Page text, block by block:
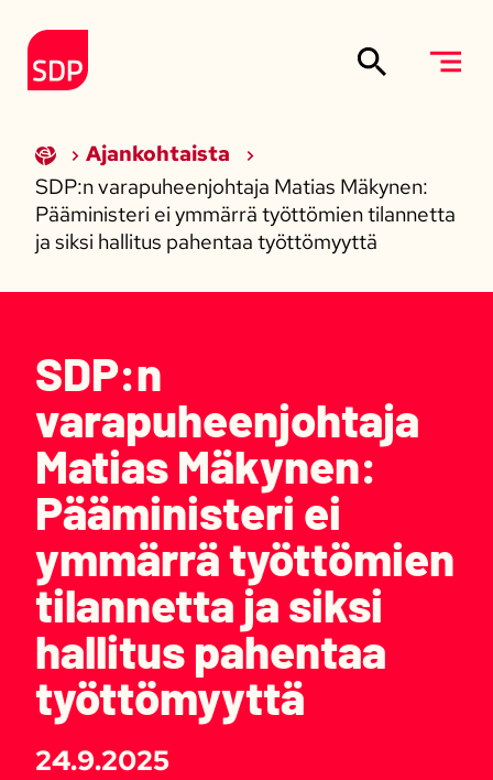
Etusivulle
Ajankohtaista
SDP:n varapuheenjohtaja Matias Mäkynen:
Pääministeri ei ymmärrä työttömien tilannetta
ja siksi hallitus pahentaa työttömyyttä
SDP:n
varapuheenjohtaja
Matias Mäkynen:
Pääministeri ei
ymmärrä työttömien
tilannetta ja siksi
hallitus pahentaa
työttömyyttä
24.9.2025